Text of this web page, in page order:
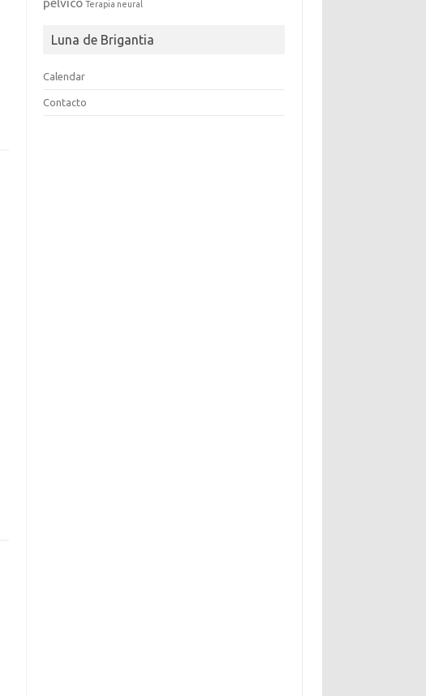
pélvico Terapia neural
Luna de Brigantia
Calendar
Contacto